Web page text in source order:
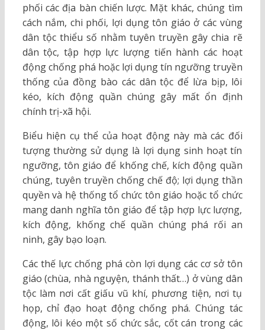
phối các địa bàn chiến lược. Mặt khác, chúng tìm
cách nắm, chi phối, lợi dụng tôn giáo ở các vùng
dân tộc thiểu số nhằm tuyên truyền gây chia rẽ
dân tộc, tập hợp lực lượng tiến hành các hoạt
động chống phá hoặc lợi dụng tín ngưỡng truyền
thống của đồng bào các dân tộc để lừa bịp, lôi
kéo, kích động quần chúng gây mất ổn định
chính trị-xã hội.
Biểu hiện cụ thể của hoạt động này mà các đối
tượng thường sử dụng là lợi dụng sinh hoạt tín
ngưỡng, tôn giáo để khống chế, kích động quần
chúng, tuyên truyền chống chế độ; lợi dụng thần
quyền và hệ thống tổ chức tôn giáo hoặc tổ chức
mang danh nghĩa tôn giáo để tập hợp lực lượng,
kích động, khống chế quần chúng phá rối an
ninh, gây bạo loạn.
Các thế lực chống phá còn lợi dụng các cơ sở tôn
giáo (chùa, nhà nguyện, thánh thất…) ở vùng dân
tộc làm nơi cất giấu vũ khí, phương tiện, nơi tụ
họp, chỉ đạo hoạt động chống phá. Chúng tác
động, lôi kéo một số chức sắc, cốt cán trong các